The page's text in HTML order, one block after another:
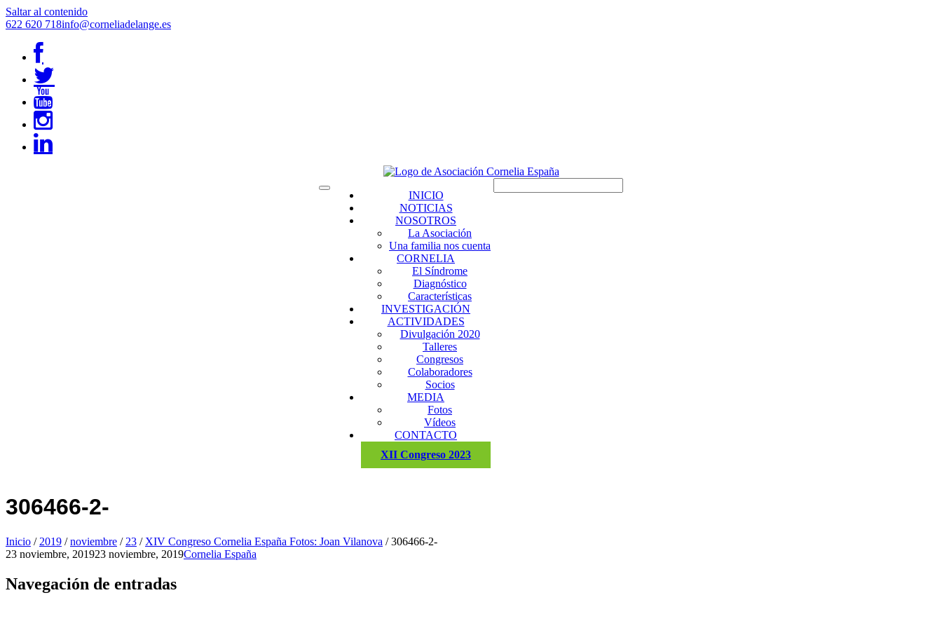
Saltar al contenido
622 620 718info@corneliadelange.es
INICIO
NOTICIAS
NOSOTROS
La Asociación
Una familia nos cuenta
CORNELIA
El Síndrome
Diagnóstico
Características
INVESTIGACIÓN
ACTIVIDADES
Divulgación 2020
Talleres
Congresos
Colaboradores
Socios
MEDIA
Fotos
Vídeos
CONTACTO
XII Congreso 2023
306466-2-
Inicio / 2019 / noviembre / 23 / XIV Congreso Cornelia España Fotos: Joan Vilanova / 306466-2-
23 noviembre, 201923 noviembre, 2019Cornelia España
Navegación de entradas